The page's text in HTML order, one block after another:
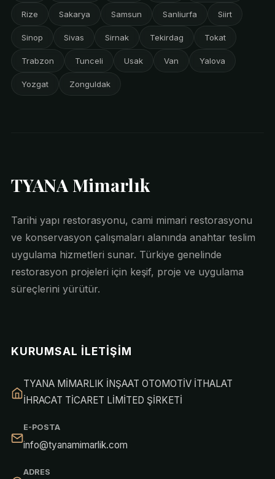
Rize Sakarya Samsun Sanliurfa Siirt
Sinop Sivas Sirnak Tekirdag Tokat
Trabzon Tunceli Usak Van Yalova
Yozgat Zonguldak
TYANA Mimarlık
Tarihi yapı restorasyonu, cami mimari restorasyonu
ve konservasyon çalışmaları alanında anahtar teslim
uygulama hizmetleri sunar. Türkiye genelinde
restorasyon projeleri için keşif, proje ve uygulama
süreçlerini yürütür.
KURUMSAL İLETIŞIM
TYANA MİMARLIK İNŞAAT OTOMOTİV İTHALAT
İHRACAT TİCARET LİMİTED ŞİRKETİ
E-POSTA
info@tyanamimarlik.com
ADRES